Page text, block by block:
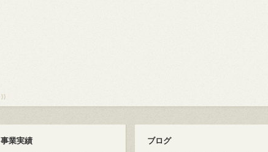
事業実績 ブログ